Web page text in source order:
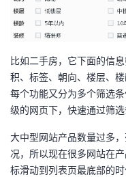
比如二手房，它下面的信
积、标签、朝向、楼层、
每个功能又分为多个筛选
级的网页下，快速通过筛选
大中型网站产品数量过多
况，所以现在很多网站在
标滑动到列表页最底部的